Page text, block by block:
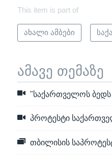
This item is part of
ახალი ამბები
ამავე თემაზე
"საქართველოს ბედს
პროტესტი
თბილისის